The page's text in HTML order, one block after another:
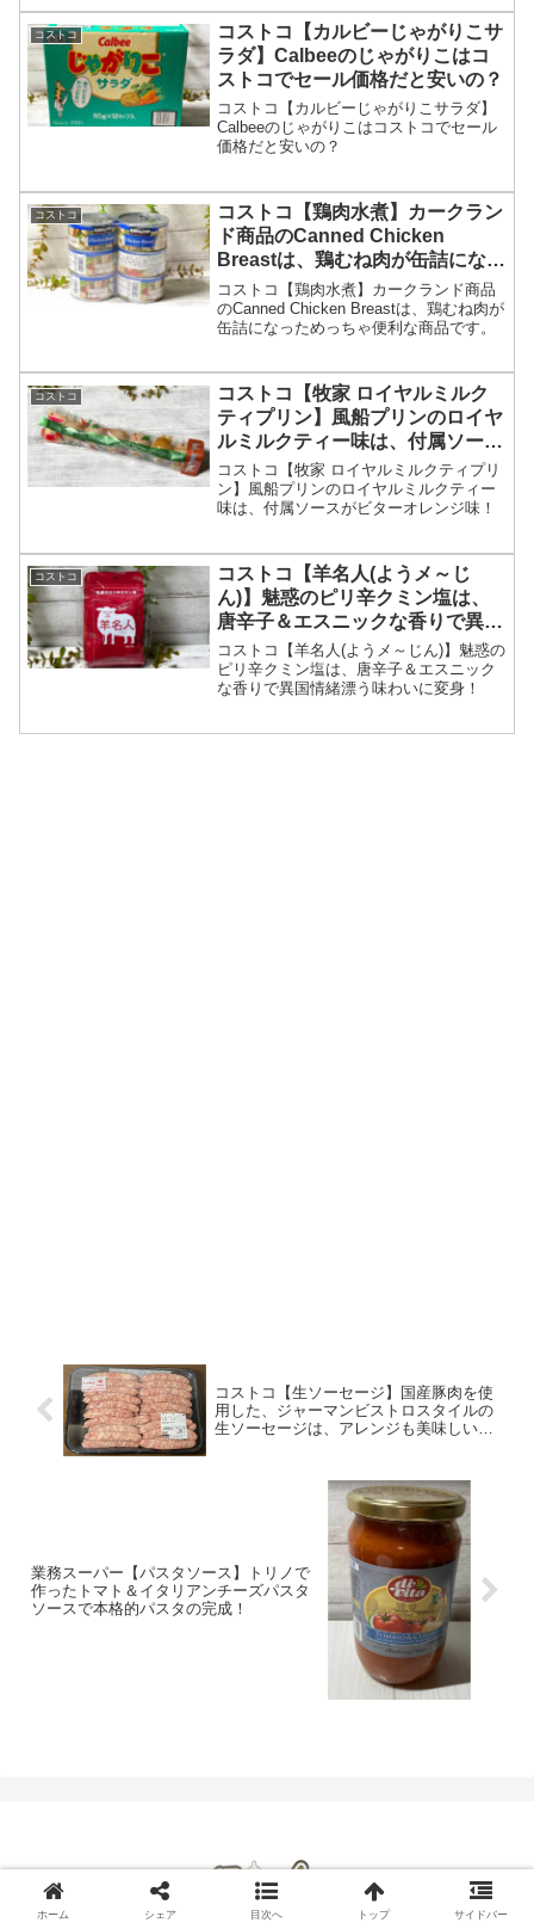
コストコ
コストコ【カルビーじゃがりこサ
ラダ】Calbeeのじゃがりこはコ
ストコでセール価格だと安いの？
コストコ【カルビーじゃがりこサラダ】
Calbeeのじゃがりこはコストコでセール
価格だと安いの？
コストコ
コストコ【鶏肉水煮】カークラン
ド商品のCanned Chicken
Breastは、鶏むね肉が缶詰になっ
ためっちゃ便利な商品です。
コストコ【鶏肉水煮】カークランド商品
のCanned Chicken Breastは、鶏むね肉が
缶詰になっためっちゃ便利な商品です。
コストコ
コストコ【牧家 ロイヤルミルク
ティプリン】風船プリンのロイヤ
ルミルクティー味は、付属ソース
がビターオレンジ味！
コストコ【牧家 ロイヤルミルクティプリ
ン】風船プリンのロイヤルミルクティー
味は、付属ソースがビターオレンジ味！
コストコ
コストコ【羊名人(ようメ～じ
ん)】魅惑のピリ辛クミン塩は、
唐辛子＆エスニックな香りで異国
情緒漂う味わいに変身！
コストコ【羊名人(ようメ～じん)】魅惑の
ピリ辛クミン塩は、唐辛子＆エスニック
な香りで異国情緒漂う味わいに変身！
コストコ【生ソーセージ】国産豚肉を使
用した、ジャーマンビストロスタイルの
生ソーセージは、アレンジも美味しいで
業務スーパー【パスタソース】トリノで
作ったトマト＆イタリアンチーズパスタ
ソースで本格的パスタの完成！
ホーム シェア 目次へ トップ サイドバー